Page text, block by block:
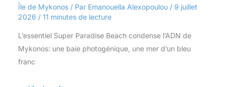
Île de Mykonos/ Par Emanouella Alexopoulou / 9 juillet
2026 / 11 minutes de lecture
L’essentiel Super Paradise Beach condense l’ADN de
Mykonos: une baie photogénique, une mer d’un bleu
franc